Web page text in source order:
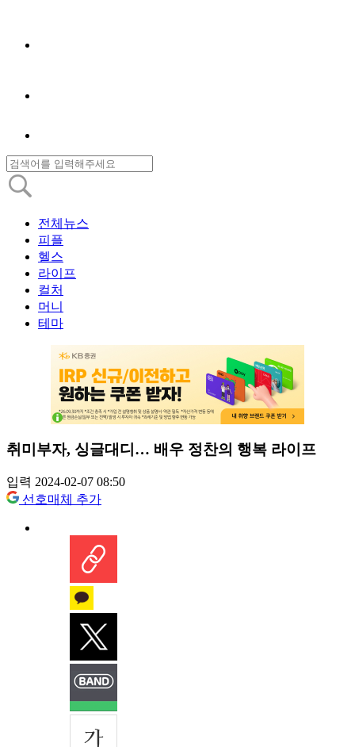
전체뉴스
피플
헬스
라이프
컬처
머니
테마
취미부자, 싱글대디… 배우 정찬의 행복 라이프
입력 2024-02-07 08:50
선호매체 추가